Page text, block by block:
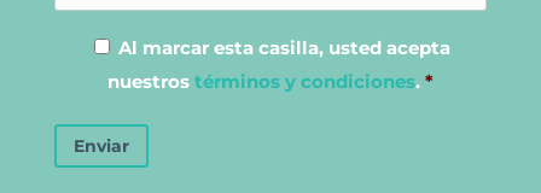
Al marcar esta casilla, usted acepta
nuestros términos y condiciones. *
Enviar